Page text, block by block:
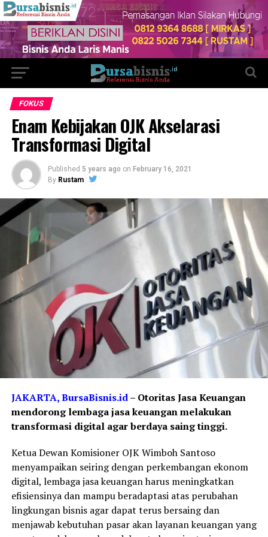
FOKUS
Enam Kebijakan OJK Akselarasi
Transformasi Digital
Published 5 years ago on February 16, 2021
By Rustam
JAKARTA, BursaBisnis.id– Otoritas Jasa Keuangan
mendorong lembaga jasa keuangan melakukan
transformasi digital agar berdaya saing tinggi.
Ketua Dewan Komisioner OJK Wimboh Santoso
menyampaikan seiring dengan perkembangan ekonom
digital, lembaga jasa keuangan harus meningkatkan
efisiensinya dan mampu beradaptasi atas perubahan
lingkungan bisnis agar dapat terus bersaing dan
menjawab kebutuhan pasar akan layanan keuangan yang